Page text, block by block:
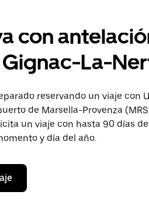
con
Gignac-La-
reservando un viaje con
de Marsella-Provenza
un viaje con hasta 90 días
y día del año.